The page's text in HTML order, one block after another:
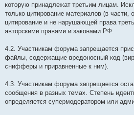
которую принадлежат третьим лицам.
только цитирование материалов (в
цитирование и не нарушающей права
авторскими правами и законами РФ.
4.2. Участникам форума запрещается
файлы, содержащие вредоносный код
снифферы и приравненные к ним).
4.3. Участникам форума запрещается
сообщения в разных темах. Степень
определяется супермодератором или